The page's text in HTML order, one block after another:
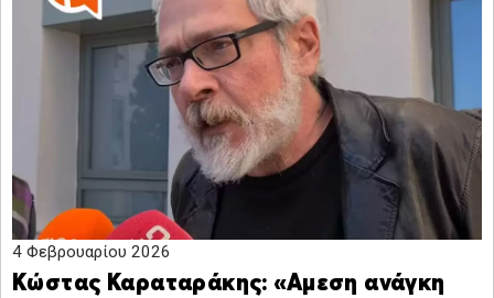
4 Φεβρουαρίου 2026
Κώστας Καραταράκης: «Αμεση ανάγκη